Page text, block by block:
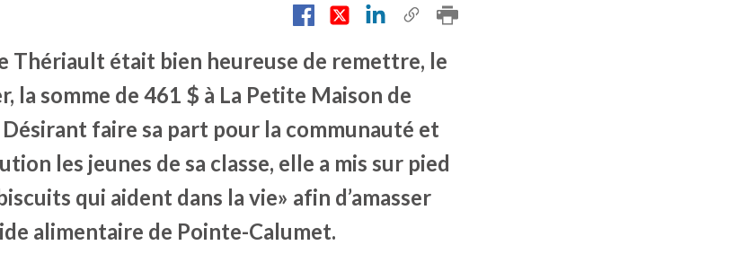
Thériault était bien heureuse de remettre, le
la somme de 461 $ à La Petite Maison de
faire sa part pour la communauté et
les jeunes de sa classe, elle a mis sur pied
qui aident dans la vie» afin d’amasser
alimentaire de Pointe-Calumet.